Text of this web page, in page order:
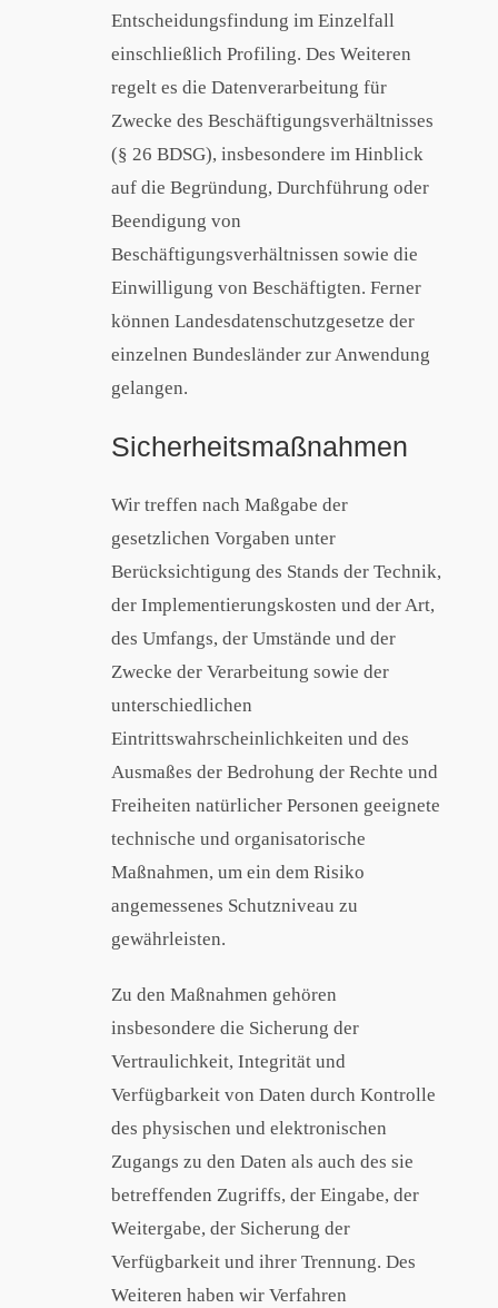
Entscheidungsfindung im Einzelfall
einschließlich Profiling. Des Weiteren
regelt es die Datenverarbeitung für
Zwecke des Beschäftigungsverhältnisses
(§ 26 BDSG), insbesondere im Hinblick
auf die Begründung, Durchführung oder
Beendigung von
Beschäftigungsverhältnissen sowie die
Einwilligung von Beschäftigten. Ferner
können Landesdatenschutzgesetze der
einzelnen Bundesländer zur Anwendung
gelangen.
Sicherheitsmaßnahmen
Wir treffen nach Maßgabe der
gesetzlichen Vorgaben unter
Berücksichtigung des Stands der Technik,
der Implementierungskosten und der Art,
des Umfangs, der Umstände und der
Zwecke der Verarbeitung sowie der
unterschiedlichen
Eintrittswahrscheinlichkeiten und des
Ausmaßes der Bedrohung der Rechte und
Freiheiten natürlicher Personen geeignete
technische und organisatorische
Maßnahmen, um ein dem Risiko
angemessenes Schutzniveau zu
gewährleisten.
Zu den Maßnahmen gehören
insbesondere die Sicherung der
Vertraulichkeit, Integrität und
Verfügbarkeit von Daten durch Kontrolle
des physischen und elektronischen
Zugangs zu den Daten als auch des sie
betreffenden Zugriffs, der Eingabe, der
Weitergabe, der Sicherung der
Verfügbarkeit und ihrer Trennung. Des
Weiteren haben wir Verfahren